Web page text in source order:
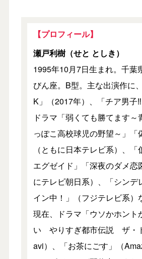
【プロフィール】
瀬戸利樹（せと としき）
1995年10月7日生まれ。千葉
びん座。B型。主な出演作に
K」（2017年）、「チア男子‼
ドラマ「弱くても勝てます～
っぽこ高校球児の野望～」「
（ともに日本テレビ系）、
エグゼイド」「深夜のダメ恋
にテレビ朝日系）、「シンデ
イン中！」（フジテレビ系）
現在、ドラマ「ウソかホント
い やりすぎ都市伝説 ザ・
avi）、「お茶にごす」（